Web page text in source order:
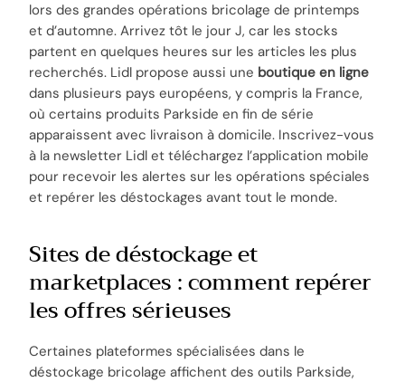
lors des grandes opérations bricolage de printemps
et d’automne. Arrivez tôt le jour J, car les stocks
partent en quelques heures sur les articles les plus
recherchés. Lidl propose aussi une boutique en ligne
dans plusieurs pays européens, y compris la France,
où certains produits Parkside en fin de série
apparaissent avec livraison à domicile. Inscrivez-vous
à la newsletter Lidl et téléchargez l’application mobile
pour recevoir les alertes sur les opérations spéciales
et repérer les déstockages avant tout le monde.
Sites de déstockage et
marketplaces : comment repérer
les offres sérieuses
Certaines plateformes spécialisées dans le
déstockage bricolage affichent des outils Parkside,